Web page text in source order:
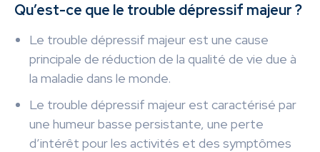
Qu’est-ce que le trouble dépressif majeur ?
Le trouble dépressif majeur est une cause
principale de réduction de la qualité de vie due à
la maladie dans le monde.
Le trouble dépressif majeur est caractérisé par
une humeur basse persistante, une perte
d’intérêt pour les activités et des symptômes